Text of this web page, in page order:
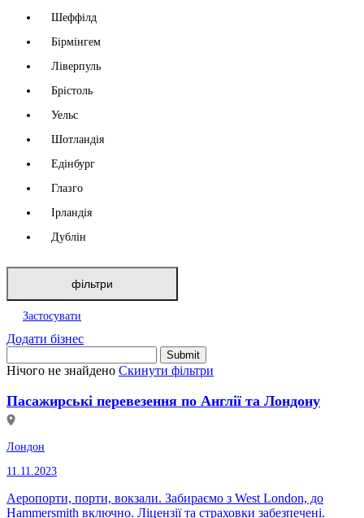
Шеффілд
Бірмінгем
Ліверпуль
Брістоль
Уельс
Шотландія
Едінбург
Глазго
Ірландія
Дублін
фільтри
Застосувати
Додати бізнес
Нічого не знайдено Скинути фільтри
Пасажирські перевезення по Англії та Лондону
Лондон
11.11.2023
Аеропорти, порти, вокзали. Забираємо з West London, до
Hammersmith включно. Ліцензії та страховки забезпечені.